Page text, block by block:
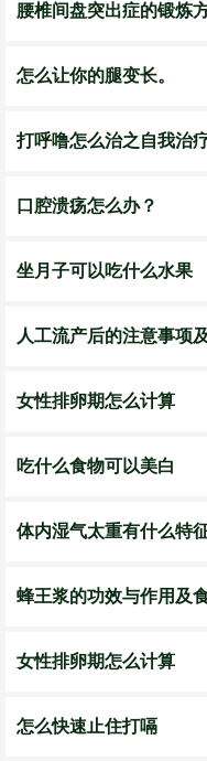
腰椎间盘突出症的锻炼
怎么让你的腿变长。
打呼噜怎么治之自我治
口腔溃疡怎么办？
坐月子可以吃什么水果
人工流产后的注意事项
女性排卵期怎么计算
吃什么食物可以美白
体内湿气太重有什么特
蜂王浆的功效与作用及
女性排卵期怎么计算
怎么快速止住打嗝